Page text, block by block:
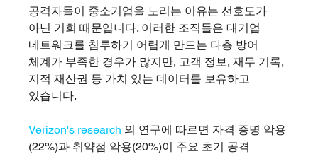
공격자들이 중소기업을 노리는 이유는 선호도가
아닌 기회 때문입니다. 이러한 조직들은 대기업
네트워크를 침투하기 어렵게 만드는 다층 방어
체계가 부족한 경우가 많지만, 고객 정보, 재무 기록,
지적 재산권 등 가치 있는 데이터를 보유하고
있습니다.
Verizon's research 의 연구에 따르면 자격 증명 악용
(22%)과 취약점 악용(20%)이 주요 초기 공격